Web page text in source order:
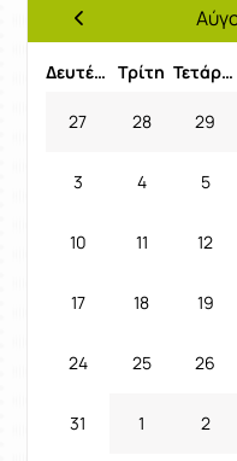
Προηγούμενος
Δευτέρα Τρίτη Τετάρτη
27 28 29
3 4 5
10 11 12
17 18 19
24 25 26
31 1 2